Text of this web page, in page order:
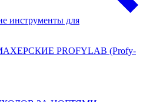
PROFYLAB (Profy-